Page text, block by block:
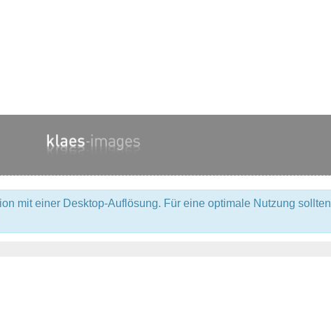
mit einer Desktop-Auflösung. Für eine optimale Nutzung sollten